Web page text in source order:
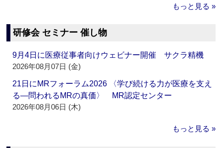
もっと見る »
研修会 セミナー 催し物
9月4日に医療従事者向けウェビナー開催 サクラ精機
2026年08月07日 (金)
21日にMRフォーラム2026 〈学び続ける力が医療を支え
る―問われるMRの真価〉 MR認定センター
2026年08月06日 (木)
もっと見る »